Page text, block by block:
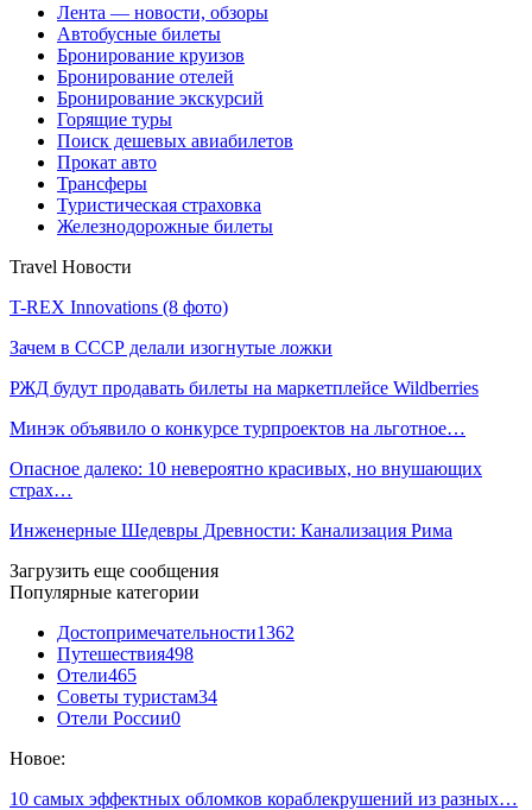
Лента — новости, обзоры
Автобусные билеты
Бронирование круизов
Бронирование отелей
Бронирование экскурсий
Горящие туры
Поиск дешевых авиабилетов
Прокат авто
Трансферы
Туристическая страховка
Железнодорожные билеты
Travel Новости
T-REX Innovations (8 фото)
Зачем в СССР делали изогнутые ложки
РЖД будут продавать билеты на маркетплейсе Wildberries
Минэк объявило о конкурсе турпроектов на льготное…
Опасное далеко: 10 невероятно красивых, но внушающих
страх…
Инженерные Шедевры Древности: Канализация Рима
Загрузить еще сообщения
Популярные категории
Достопримечательности1362
Путешествия498
Отели465
Советы туристам34
Отели России0
Новое:
10 самых эффектных обломков кораблекрушений из разных…